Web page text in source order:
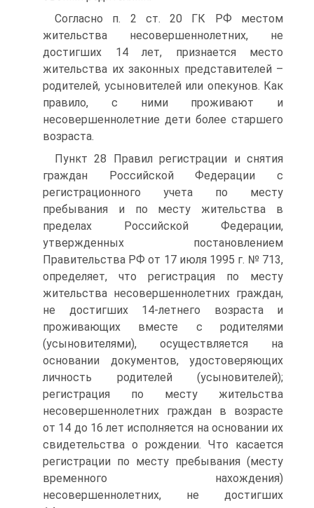
Согласно п. 2 ст. 20 ГК РФ местом
жительства несовершеннолетних, не
достигших 14 лет, признается место
жительства их законных представителей –
родителей, усыновителей или опекунов. Как
правило, с ними проживают и
несовершеннолетние дети более старшего
возраста.
Пункт 28 Правил регистрации и снятия
граждан Российской Федерации с
регистрационного учета по месту
пребывания и по месту жительства в
пределах Российской Федерации,
утвержденных постановлением
Правительства РФ от 17 июля 1995 г. № 713,
определяет, что регистрация по месту
жительства несовершеннолетних граждан,
не достигших 14‑летнего возраста и
проживающих вместе с родителями
(усыновителями), осуществляется на
основании документов, удостоверяющих
личность родителей (усыновителей);
регистрация по месту жительства
несовершеннолетних граждан в возрасте
от 14 до 16 лет исполняется на основании их
свидетельства о рождении. Что касается
регистрации по месту пребывания (месту
временного нахождения)
несовершеннолетних, не достигших